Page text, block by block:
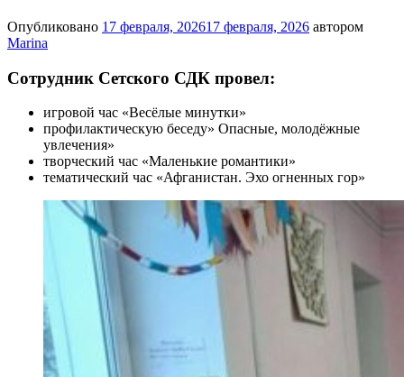
Опубликовано 17 февраля, 202617 февраля, 2026 автором
Marina
Сотрудник Сетского СДК провел:
игровой час «Весёлые минутки»
профилактическую беседу» Опасные, молодёжные
увлечения»
творческий час «Маленькие романтики»
тематический час «Афганистан. Эхо огненных гор»